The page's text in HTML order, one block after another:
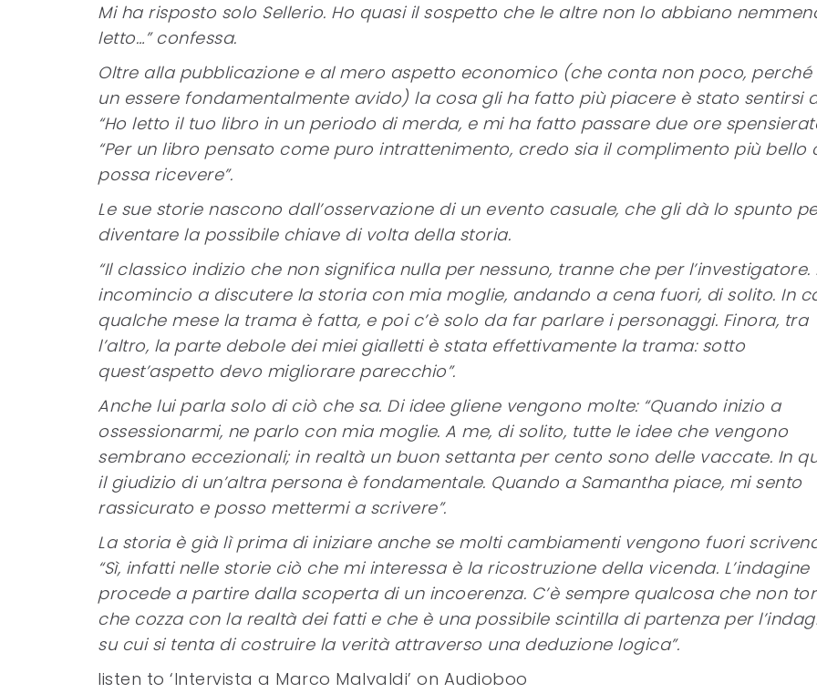
Mi ha risposto solo Sellerio. Ho quasi il sospetto che le altre non lo abbiano
letto…” confessa.
Oltre alla pubblicazione e al mero aspetto economico (che conta non poco, perché
un essere fondamentalmente avido) la cosa gli ha fatto più piacere è stato sentirsi
“Ho letto il tuo libro in un periodo di merda, e mi ha fatto passare due ore
“Per un libro pensato come puro intrattenimento, credo sia il complimento più bello
possa ricevere”.
Le sue storie nascono dall’osservazione di un evento casuale, che gli dà lo spunto
diventare la possibile chiave di volta della storia.
“Il classico indizio che non significa nulla per nessuno, tranne che per l’investigatore.
incomincio a discutere la storia con mia moglie, andando a cena fuori, di solito. In
qualche mese la trama è fatta, e poi c’è solo da far parlare i personaggi. Finora, tra
l’altro, la parte debole dei miei gialletti è stata effettivamente la trama: sotto
quest’aspetto devo migliorare parecchio”.
Anche lui parla solo di ciò che sa. Di idee gliene vengono molte: “Quando inizio a
ossessionarmi, ne parlo con mia moglie. A me, di solito, tutte le idee che vengono
sembrano eccezionali; in realtà un buon settanta per cento sono delle vaccate. In
il giudizio di un’altra persona è fondamentale. Quando a Samantha piace, mi sento
rassicurato e posso mettermi a scrivere”.
La storia è già lì prima di iniziare anche se molti cambiamenti vengono fuori
“Sì, infatti nelle storie ciò che mi interessa è la ricostruzione della vicenda. L’indagine
procede a partire dalla scoperta di un incoerenza. C’è sempre qualcosa che non
che cozza con la realtà dei fatti e che è una possibile scintilla di partenza per
su cui si tenta di costruire la verità attraverso una deduzione logica”.
listen to ‘Intervista a Marco Malvaldi’ on Audioboo